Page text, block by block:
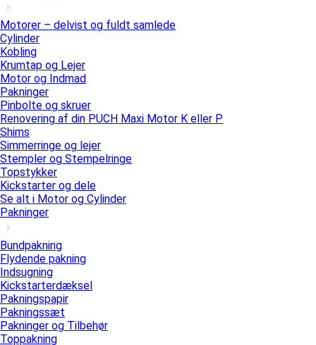
Motorer – delvist og fuldt samlede
Cylinder
Kobling
Krumtap og Lejer
Motor og Indmad
Pakninger
Pinbolte og skruer
Renovering af din PUCH Maxi Motor K eller P
Shims
Simmerringe og lejer
Stempler og Stempelringe
Topstykker
Kickstarter og dele
Se alt i Motor og Cylinder
Pakninger
Bundpakning
Flydende pakning
Indsugning
Kickstarterdæksel
Pakningspapir
Pakningssæt
Pakninger og Tilbehør
Toppakning